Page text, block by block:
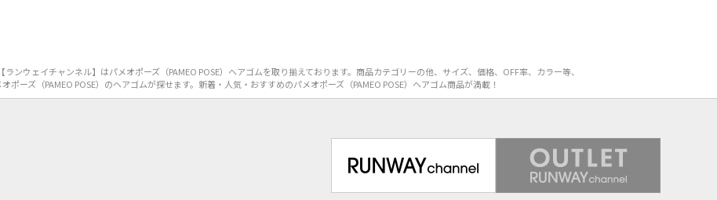
ンウェイチャンネル】はパメオポーズ（PAMEO POSE）ヘアゴムを取り揃えております。商品カテゴリーの他、サイズ、価格、OFF率、カラー等、
ポーズ（PAMEO POSE）のヘアゴムが探せます。新着・人気・おすすめのパメオポーズ（PAMEO POSE）ヘアゴム商品が満載！